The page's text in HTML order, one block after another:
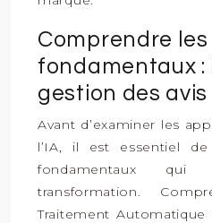
Comprendre les
fondamentaux :
gestion des avis
Avant d’examiner les
l’IA, il est essentiel
fondamentaux qui
transformation.
Traitement